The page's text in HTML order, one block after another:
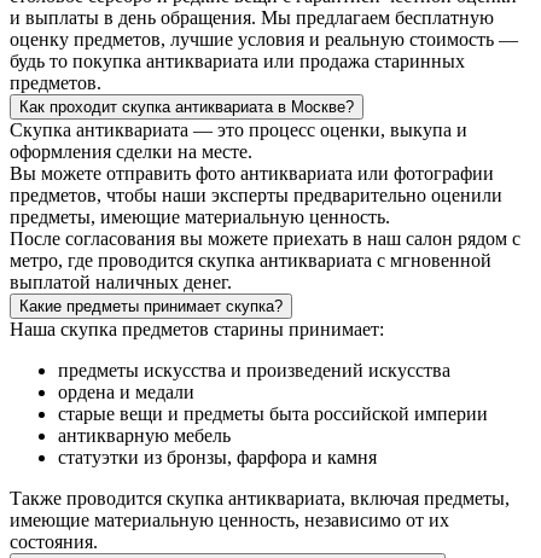
и выплаты в день обращения. Мы предлагаем бесплатную
оценку предметов, лучшие условия и реальную стоимость —
будь то покупка антиквариата или продажа старинных
предметов.
Как проходит скупка антиквариата в Москве?
Скупка антиквариата — это процесс оценки, выкупа и
оформления сделки на месте.
Вы можете отправить фото антиквариата или фотографии
предметов, чтобы наши эксперты предварительно оценили
предметы, имеющие материальную ценность.
После согласования вы можете приехать в наш салон рядом с
метро, где проводится скупка антиквариата с мгновенной
выплатой наличных денег.
Какие предметы принимает скупка?
Наша скупка предметов старины принимает:
предметы искусства и произведений искусства
ордена и медали
старые вещи и предметы быта российской империи
антикварную мебель
статуэтки из бронзы, фарфора и камня
Также проводится скупка антиквариата, включая предметы,
имеющие материальную ценность, независимо от их
состояния.